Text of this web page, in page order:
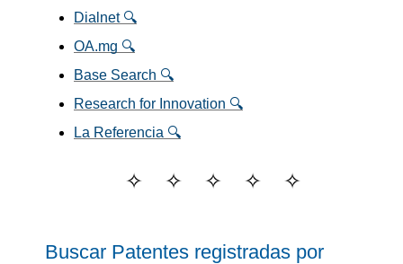
Dialnet 🔍
OA.mg 🔍
Base Search 🔍
Research for Innovation 🔍
La Referencia 🔍
Buscar Patentes registradas por